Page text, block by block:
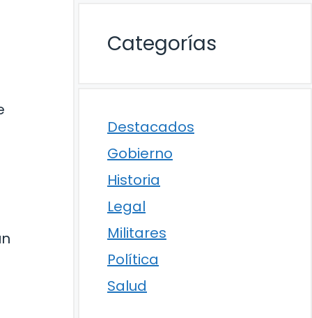
Categorías
Destacados
Gobierno
Historia
Legal
Militares
Política
Salud